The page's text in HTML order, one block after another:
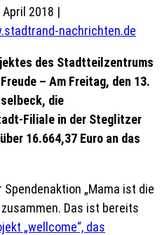
2018 |
nachrichten.de
des Stadtteilzentrums
– Am Freitag, den 13.
die
Filiale in der Steglitzer
16.664,37 Euro an das
Spendenaktion „Mama ist die
Das ist bereits
„wellcome“, das